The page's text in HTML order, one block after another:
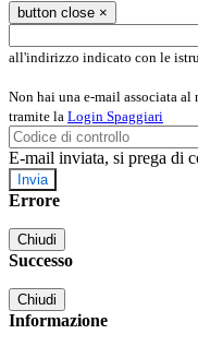
button close ×
all'indirizzo indicato con le
Non hai una e-mail associata
tramite la Login Spaggiari
E-mail inviata, si prega di
Errore
Chiudi
Successo
Chiudi
Informazione